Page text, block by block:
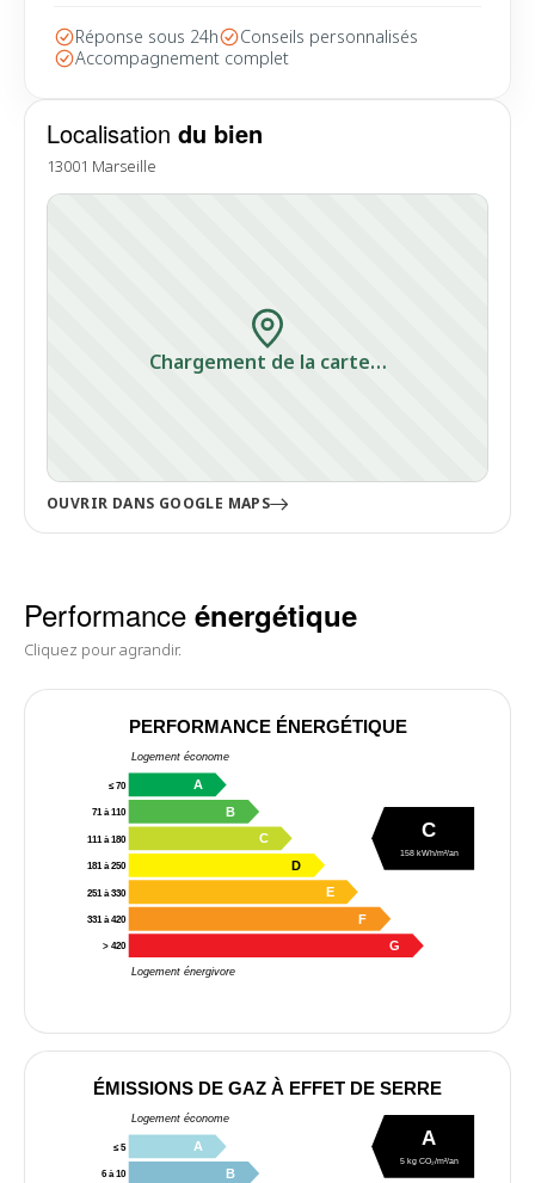
Localisation du bien
13001 Marseille
Chargement de la carte…
OUVRIR DANS GOOGLE MAPS
Réponse sous 24h
Conseils personnalisés
Accompagnement complet
Performance énergétique
Cliquez pour agrandir.
PERFORMANCE ÉNERGÉTIQUE
Logement économe
Logement énergivore
≤ 70 A
71 à 110 B
111 à 180 C
181 à 250 D
251 à 330 E
331 à 420 F
> 420 G
C
158 kWh/m²/an
ÉMISSIONS DE GAZ À EFFET DE SERRE
Logement économe
≤ 5 A
6 à 10 B
A
5 kg CO₂/m²/an